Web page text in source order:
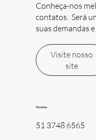
Conheça-nos
contatos. Será
suas demandas
Visite nosso
site
Telefone
51 3748 6565